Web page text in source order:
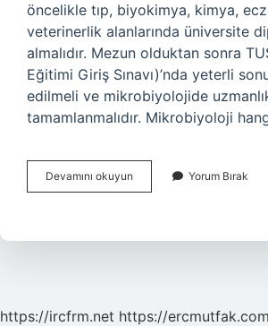
öncelikle tıp, biyokimya, kimya,
veterinerlik alanlarında üniversite
almalıdır. Mezun olduktan sonra
Eğitimi Giriş Sınavı)’nda yeterli
edilmeli ve mikrobiyolojide
tamamlanmalıdır. Mikrobiyoloji
Devamını okuyun Mikrobiyoloji
Ne
Yorum Bırak
https://ircfrm.net https://